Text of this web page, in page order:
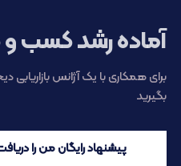
آماده رشد کسب
برای همکاری با یک آژانس بازاریابی
بگیرید
پیشنهاد رایگان من را